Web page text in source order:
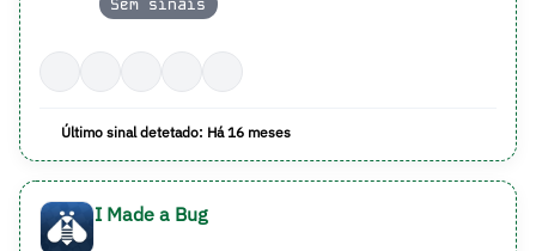
Sem sinais
Último sinal detetado: Há 16 meses
I Made a Bug